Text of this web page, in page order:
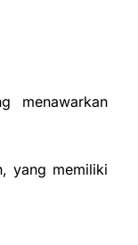
menawarkan
yang memiliki